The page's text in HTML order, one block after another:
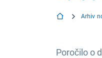
Arhiv
Poročilo o